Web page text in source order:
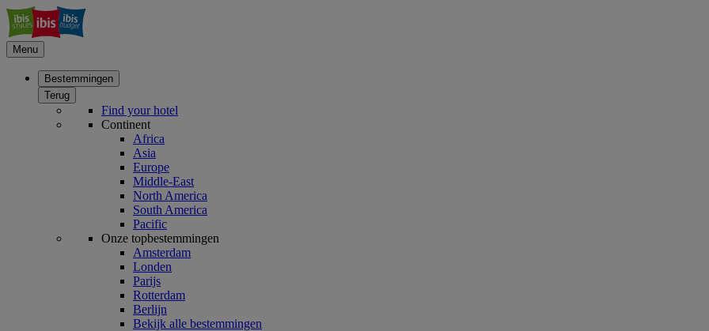
Menu
Bestemmingen
Terug
Find your hotel
Continent
Africa
Asia
Europe
Middle-East
North America
South America
Pacific
Onze topbestemmingen
Amsterdam
Londen
Parijs
Rotterdam
Berlijn
Bekijk alle bestemmingen